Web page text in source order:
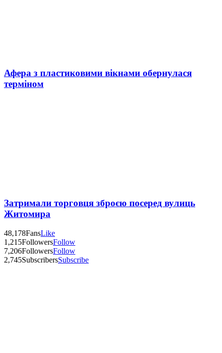
Афера з пластиковими вікнами обернулася
терміном
Затримали торговця зброєю посеред вулиць
Житомира
48,178FansLike
1,215FollowersFollow
7,206FollowersFollow
2,745SubscribersSubscribe